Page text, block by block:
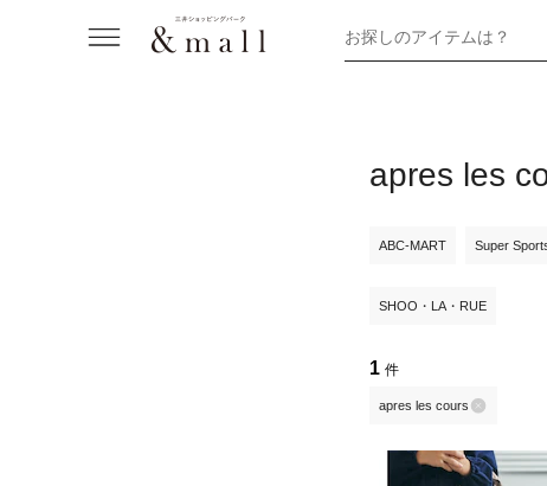
お探しのアイテムは？
apres les
ABC-MART Super
SHOO・LA・RUE
1 件
apres les cours